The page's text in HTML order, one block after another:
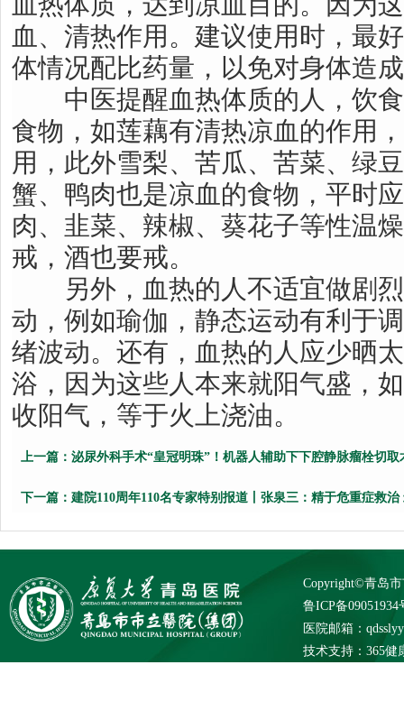
血、清热作用。建议使用时，最
体情况配比药量，以免对身体造
中医提醒血热体质的人，饮食
食物，如莲藕有清热凉血的作用
用，此外雪梨、苦瓜、苦菜、绿
蟹、鸭肉也是凉血的食物，平时
肉、韭菜、辣椒、葵花子等性温
戒，酒也要戒。
另外，血热的人不适宜做剧烈
动，例如瑜伽，静态运动有利于
绪波动。还有，血热的人应少晒
浴，因为这些人本来就阳气盛，
收阳气，等于火上浇油。
上一篇： 泌尿外科手术“皇冠明珠”！机器人辅助下下腔静脉瘤栓切取
下一篇： 建院110周年110名专家特别报道丨张泉三：精于危重症救
Copyright©青岛
鲁ICP备09051934
医院邮箱：
技术支持： 365健